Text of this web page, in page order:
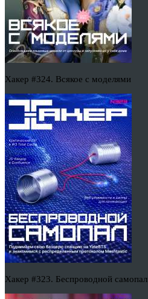
Хакер #324. Всякое с моделями
Хакер #323. Беспроводной самопал